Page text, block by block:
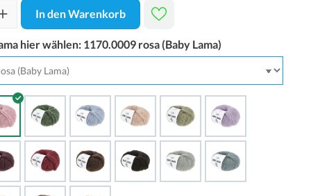
In den Warenkorb
hier wählen: 1170.0009 rosa (Baby Lama)